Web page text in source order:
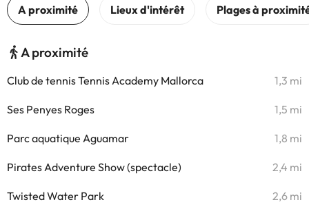
A proximité
Club de tennis Tennis Academy Mallorca 1,3 mi
Ses Penyes Roges 1,5 mi
Parc aquatique Aguamar 1,8 mi
Pirates Adventure Show (spectacle) 2,4 mi
Twisted Water Park 2,6 mi